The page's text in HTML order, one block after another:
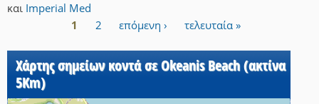
και Imperial Med
1 2 επόμενη › τελευταία »
Χάρτης σημείων κοντά σε Okeanis Beach (ακτίνα
5Km)